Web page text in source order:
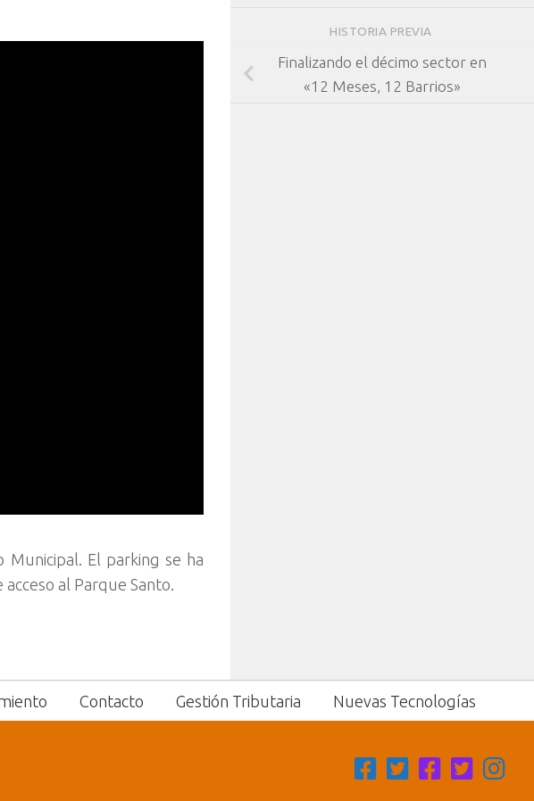
El parking se ha
al Parque Santo.
HISTORIA PREVIA
Finalizando el décimo sector en
«12 Meses, 12 Barrios»
Contacto Gestión Tributaria Nuevas Tecnologías